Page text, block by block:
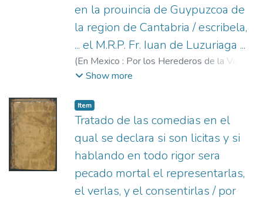
en la prouincia de Guypuzcoa de
la region de Cantabria / escribela,
... el M.R.P. Fr. Iuan de Luzuriaga ...
(En Mexico : Por los Herederos de la Viuda
de Bernardo Calderón,
1695
Calderón, fl. 1684-1703
Show more
Item
Tratado de las comedias en el
qual se declara si son licitas y si
hablando en todo rigor sera
pecado mortal el representarlas,
el verlas, y el consentirlas / por